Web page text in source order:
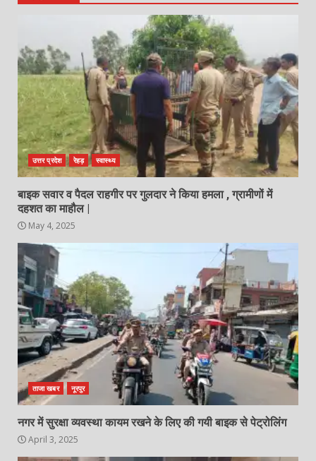
उत्तर प्रदेश रेहड़ स्वास्थ्य
बाइक सवार व पैदल राहगीर पर गुलदार ने किया हमला , ग्रामीणों में
दहशत का माहौल |
May 4, 2025
ताजा खबर नूरपुर
नगर में सुरक्षा व्यवस्था कायम रखने के लिए की गयी बाइक से पेट्रोलिंग
April 3, 2025